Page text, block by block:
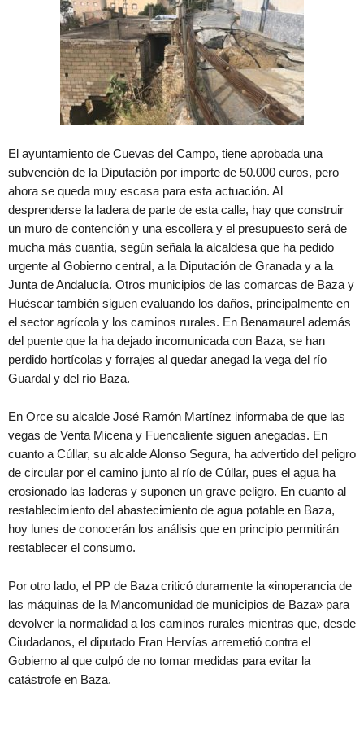
El ayuntamiento de Cuevas del Campo, tiene aprobada una
subvención de la Diputación por importe de 50.000 euros, pero
ahora se queda muy escasa para esta actuación. Al
desprenderse la ladera de parte de esta calle, hay que construir
un muro de contención y una escollera y el presupuesto será de
mucha más cuantía, según señala la alcaldesa que ha pedido
urgente al Gobierno central, a la Diputación de Granada y a la
Junta de Andalucía. Otros municipios de las comarcas de Baza y
Huéscar también siguen evaluando los daños, principalmente en
el sector agrícola y los caminos rurales. En Benamaurel además
del puente que la ha dejado incomunicada con Baza, se han
perdido hortícolas y forrajes al quedar anegad la vega del río
Guardal y del río Baza.
En Orce su alcalde José Ramón Martínez informaba de que las
vegas de Venta Micena y Fuencaliente siguen anegadas. En
cuanto a Cúllar, su alcalde Alonso Segura, ha advertido del peligro
de circular por el camino junto al río de Cúllar, pues el agua ha
erosionado las laderas y suponen un grave peligro. En cuanto al
restablecimiento del abastecimiento de agua potable en Baza,
hoy lunes de conocerán los análisis que en principio permitirán
restablecer el consumo.
Por otro lado, el PP de Baza criticó duramente la «inoperancia de
las máquinas de la Mancomunidad de municipios de Baza» para
devolver la normalidad a los caminos rurales mientras que, desde
Ciudadanos, el diputado Fran Hervías arremetió contra el
Gobierno al que culpó de no tomar medidas para evitar la
catástrofe en Baza.